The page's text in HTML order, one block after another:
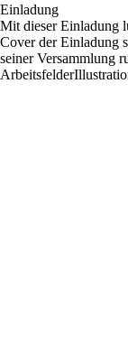
Einladung
Mit dieser Einladung
Cover der Einladung
seiner Versammlung
Arbeitsfelder